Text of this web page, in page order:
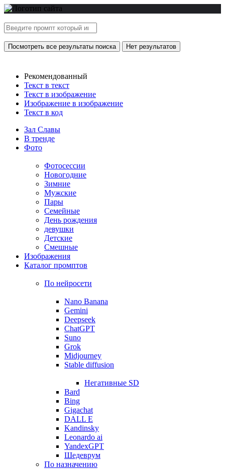
Посмотреть все результаты поиска Нет результатов
Рекомендованный
Текст в текст
Текст в изображение
Изображение в изображение
Текст в код
Зал Славы
В тренде
Фото
Фотосессии
Новогодние
Зимние
Мужские
Пары
Семейные
День рождения
девушки
Детские
Смешные
Изображения
Каталог промптов
По нейросети
Nano Banana
Gemini
Deepseek
ChatGPT
Suno
Grok
Midjourney
Stable diffusion
Негативные SD
Bard
Bing
Gigachat
DALL E
Kandinsky
Leonardo ai
YandexGPT
Шедеврум
По назначению